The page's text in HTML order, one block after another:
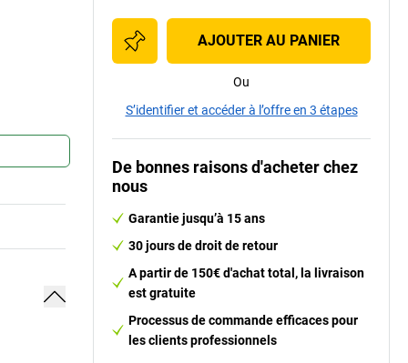
AJOUTER AU PANIER
Ou
S’identifier et accéder à l’offre en 3 étapes
De bonnes raisons d'acheter chez
nous
Garantie jusqu’à 15 ans
30 jours de droit de retour
A partir de 150€ d'achat total, la livraison
est gratuite
Processus de commande efficaces pour
les clients professionnels